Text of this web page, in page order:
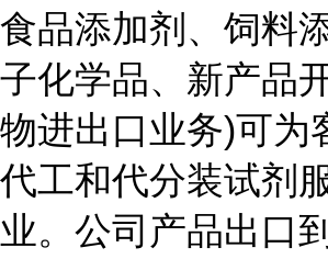
食品添加剂、饲料
子化学品、新产品
物进出口业务)可为
代工和代分装试剂
业。公司产品出口